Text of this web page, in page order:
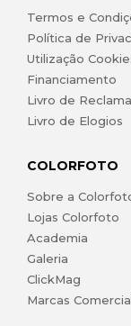
Termos e
Política de
Utilização
Financiamento
Livro de
Livro de Elogios
COLORFOTO
Sobre a
Lojas Colorfoto
Academia
Galeria
ClickMag
Marcas